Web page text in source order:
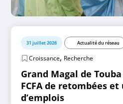
31 juillet 2026 Actualité du réseau
Croissance, Recherche
Grand Magal de
FCFA de retombées
d’emplois